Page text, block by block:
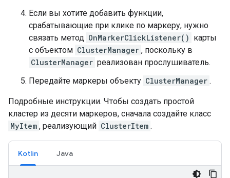
Если вы хотите добавить функции,
срабатывающие при клике по маркеру, нужно
связать метод OnMarkerClickListener() карты
с объектом ClusterManager , поскольку в
ClusterManager реализован прослушиватель.
Передайте маркеры объекту ClusterManager .
Подробные инструкции. Чтобы создать простой
кластер из десяти маркеров, сначала создайте класс
MyItem , реализующий ClusterItem .
Kotlin Java